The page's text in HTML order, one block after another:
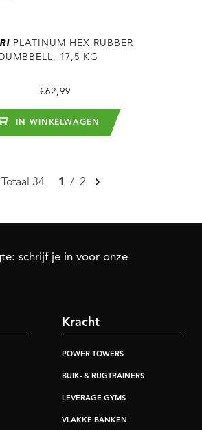
PLATINUM HEX RUBBER
DUMBBELL, 17,5 KG
€62,99
IN WINKELWAGEN
Totaal 34 1 / 2
schrijf je in voor onze
Kracht
POWER TOWERS
BUIK- & RUGTRAINERS
LEVERAGE GYMS
VLAKKE BANKEN